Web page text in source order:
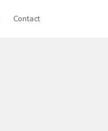
Contact